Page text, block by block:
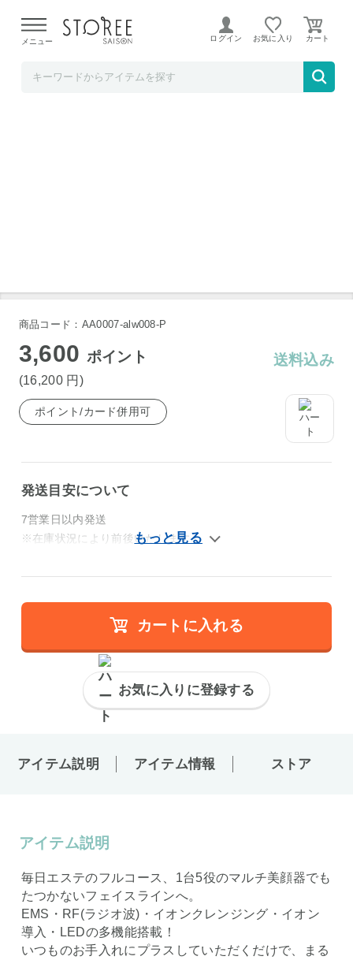
よる配送遅延が発生しております。
メニュー ログイン お気に入り
LINKA マルチフェイシャルトリートメント
商品コード：AA0007-alw008-P
3,600 ポイント
(16,200 円 )
送料込み
ポイント/カード併用可
発送目安について
7営業日以内発送
※在庫状況により前後いたします。
カートに入れる
お気に入りに登録する
アイテム説明 アイテム情報 ストア
アイテム説明
毎日エステのフルコース、1台5役のマルチ美顔器でも
たつかないフェイスラインへ。
EMS・RF(ラジオ波)・イオンクレンジング・イオン
導入・LEDの多機能搭載！
いつものお手入れにプラスしていただくだけで、まる